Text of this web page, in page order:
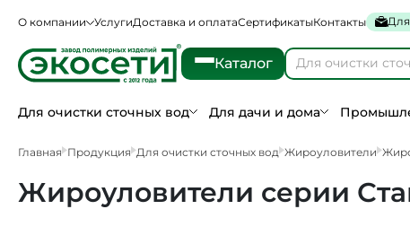
О компании УслугиДоставка и оплатаСертификатыКонтакты
Каталог
Для очистки сточных вод Для дачи и дома
Главная Продукция Для очистки сточных вод Жироуловители
Жироуловители серии